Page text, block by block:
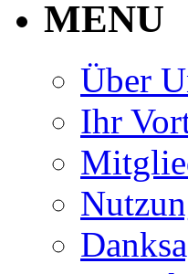
MENU
Über
Ihr